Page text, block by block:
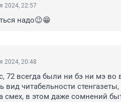
2024, 22:57
надо😉😁
2024, 20:48
72 всегда были ни бэ ни мэ во
вид читабельности
смех, в этом даже сомнений